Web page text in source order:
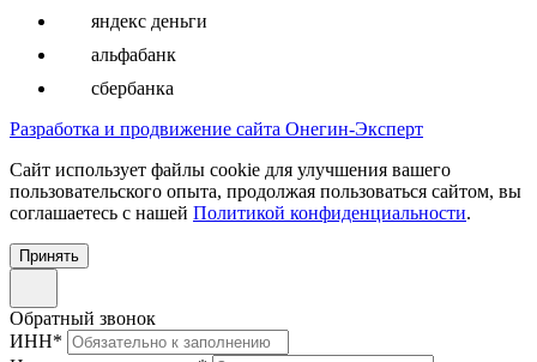
яндекс деньги
альфабанк
сбербанка
Разработка и продвижение сайта Онегин-Эксперт
Cайт использует файлы cookie для улучшения вашего
пользовательского опыта, продолжая пользоваться сайтом, вы
соглашаетесь с нашей Политикой конфиденциальности.
Принять
Обратный звонок
ИНН*